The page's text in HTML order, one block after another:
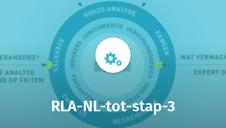
RLA-NL-tot-stap-3